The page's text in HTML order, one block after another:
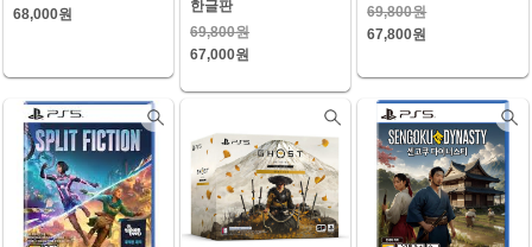
68,000원
한글판
69,800원
67,000원
69,800원
67,800원